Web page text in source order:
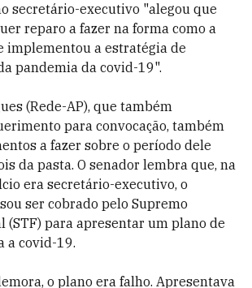
secretário-executivo "alegou que
reparo a fazer na forma como a
implementou a estratégia de
pandemia da covid-19".
(Rede-AP), que também
para convocação, também
a fazer sobre o período dele
da pasta. O senador lembra que, na
era secretário-executivo, o
ser cobrado pelo Supremo
(STF) para apresentar um plano de
a covid-19.
o plano era falho. Apresentava